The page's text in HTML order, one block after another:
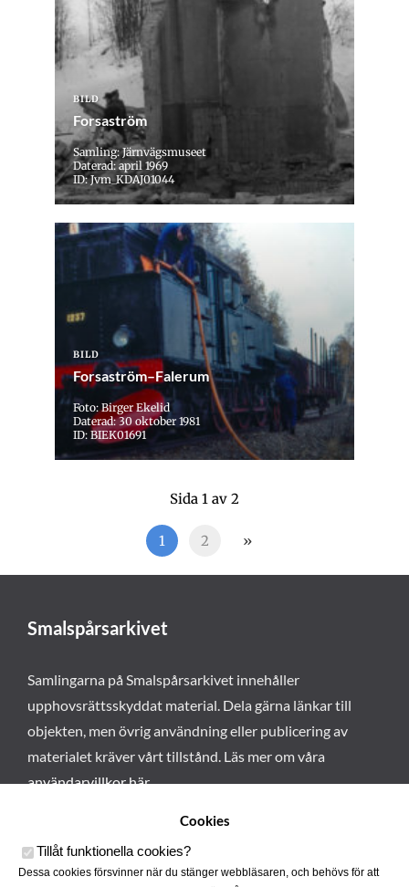
BILD
Forsaström
Samling: Järnvägsmuseet
Daterad: april 1969
ID: Jvm_KDAJ01044
BILD
Forsaström–Falerum
Foto: Birger Ekelid
Daterad: 30 oktober 1981
ID: BIEK01691
Sida 1 av 2
1 2 »
Smalspårsarkivet
Samlingarna på Smalspårsarkivet innehåller
upphovsrättsskyddat material. Dela gärna länkar till
objekten, men övrig användning eller publicering av
materialet kräver vårt tillstånd. Läs mer om våra
användarvillkor här.
Cookies
Tillåt funktionella cookies?
Dessa cookies försvinner när du stänger webbläsaren, och behövs för att